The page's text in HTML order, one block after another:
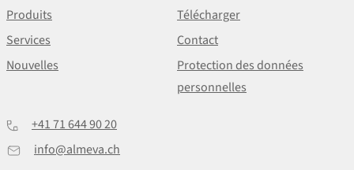
Produits
Télécharger
Services
Contact
Nouvelles
Protection des données
personnelles
+41 71 644 90 20
info@almeva.ch